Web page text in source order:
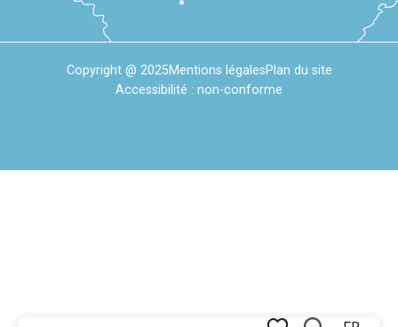
Copyright @ 2025Mentions légalesPlan du site
Accessibilité : non-conforme